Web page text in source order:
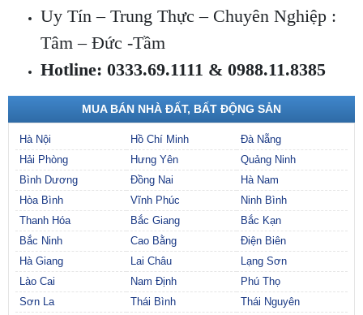
Uy Tín – Trung Thực – Chuyên Nghiệp :
Tâm – Đức -Tầm
Hotline: 0333.69.1111 & 0988.11.8385
MUA BÁN NHÀ ĐẤT, BẤT ĐỘNG SẢN
Hà Nội Hồ Chí Minh
Đà Nẵng
Hải Phòng
Hưng Yên
Quảng Ninh
Bình Dương
Đồng Nai
Hà Nam
Hòa Bình
Vĩnh Phúc
Ninh Bình
Thanh Hóa
Bắc Giang
Bắc Kạn
Bắc Ninh
Cao Bằng
Điện Biên
Hà Giang
Lai Châu
Lạng Sơn
Lào Cai
Nam Định
Phú Thọ
Sơn La
Thái Bình
Thái Nguyên